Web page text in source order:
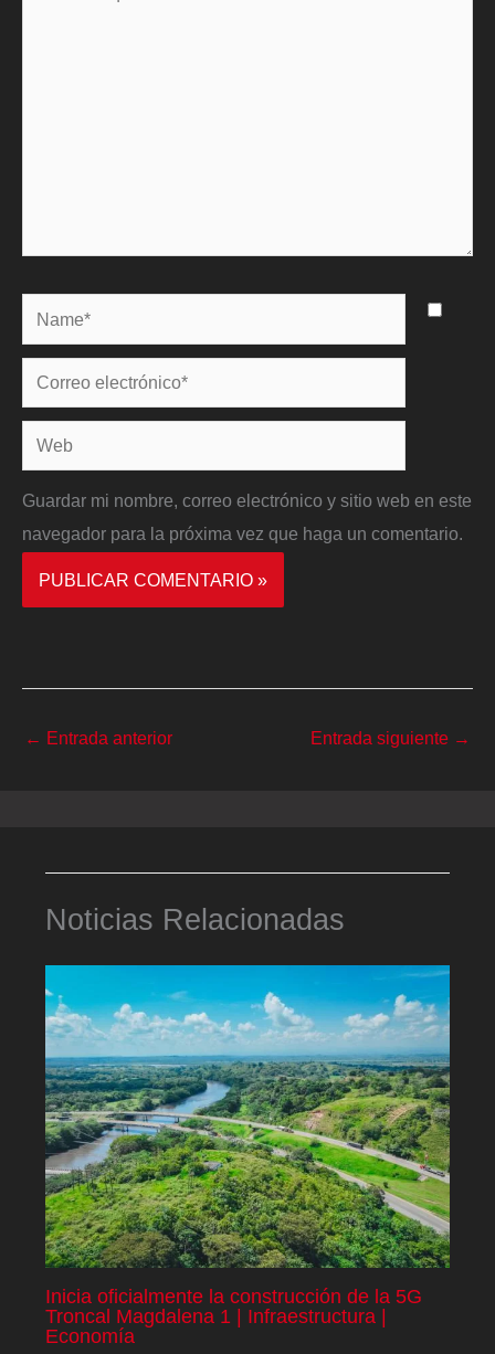
Name*
Correo
electrónico*
Web
Guardar mi nombre, correo electrónico y sitio web en este
navegador para la próxima vez que haga un comentario.
← Entrada anterior Entrada siguiente →
Noticias Relacionadas
Inicia oficialmente la construcción de la 5G
Troncal Magdalena 1 | Infraestructura |
Economía